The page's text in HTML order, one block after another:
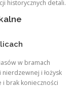
historycznych detali.
w bramach
i łożysk
i brak konieczności